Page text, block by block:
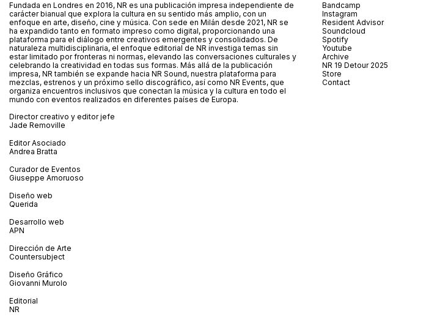
Fundada en Londres en 2016, NR es una publicación impresa independiente de
carácter bianual que explora la cultura en su sentido más amplio, con un
enfoque en arte, diseño, cine y música. Con sede en Milán desde 2021, NR se
ha expandido tanto en formato impreso como digital, proporcionando una
plataforma para el diálogo entre creativos emergentes y consolidados. De
naturaleza multidisciplinaria, el enfoque editorial de NR investiga temas sin
estar limitado por fronteras ni normas, elevando las conversaciones culturales y
celebrando la creatividad en todas sus formas. Más allá de la publicación
impresa, NR también se expande hacia NR Sound, nuestra plataforma para
mezclas, estrenos y un próximo sello discográfico, así como NR Events, que
organiza encuentros inclusivos que conectan la música y la cultura en todo el
mundo con eventos realizados en diferentes países de Europa.
Director creativo y editor jefe
Jade Removille
Editor Asociado
Andrea Bratta
Curador de Eventos
Giuseppe Amoruoso
Diseño web
Querida
Desarrollo web
APN
Dirección de Arte
Countersubject
Diseño Gráfico
Giovanni Murolo
Editorial
NR
Bandcamp
Instagram
Resident Advisor
Soundcloud
Spotify
Youtube
Archive
NR 19 Detour 2025
Store
Contact